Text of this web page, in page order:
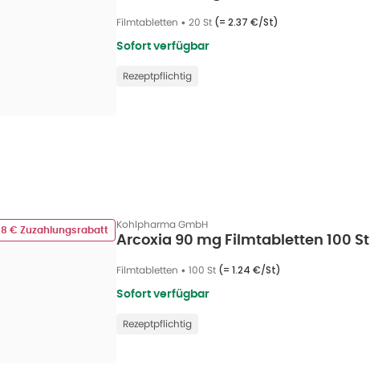
Filmtabletten • 20 St (= 2.37 €/St)
Sofort verfügbar
Rezeptpflichtig
€ Zuzahlungsrabatt Kohlpharma GmbH
Arcoxia 90 mg Filmtabletten 100 St
Filmtabletten • 100 St (= 1.24 €/St)
Sofort verfügbar
Rezeptpflichtig